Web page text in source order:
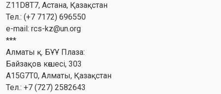
Z11D8T7, Астана, Қазақстан
Тел.: (+7 7172) 696550
e-mail: rcs-kz@un.org
***
Алматы қ. БҰҰ Плаза:
Байзақов көшесі, 303
A15G7T0, Алматы, Қазақстан
Тел.: +7 (727) 2582643